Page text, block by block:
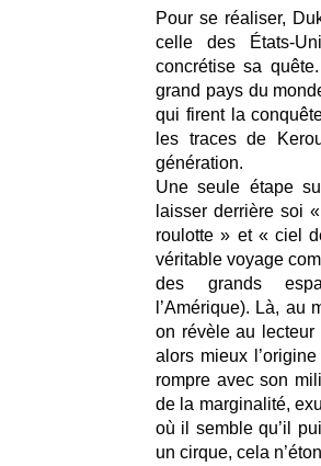
Pour se réaliser,
celle des États-
concrétise sa
grand pays du
qui firent la
les traces de
génération.
Une seule étape
laisser derrière soi
roulotte » et « ciel
véritable voyage
des grands
l’Amérique). Là, au
on révèle au
alors mieux
rompre avec son
de la marginalité,
où il semble qu’il
un cirque, cela